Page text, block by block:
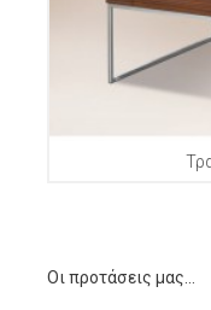
Οι προτάσεις μας...